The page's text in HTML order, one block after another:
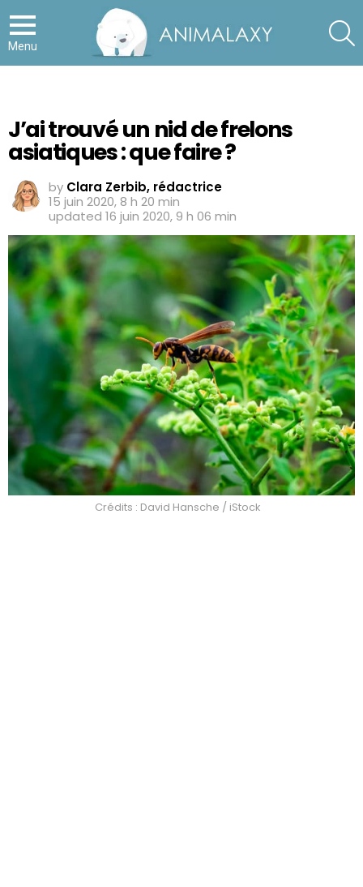
Menu
J’ai trouvé un nid de frelons
asiatiques : que faire ?
by Clara Zerbib, rédactrice
15 juin 2020, 8 h 20 min
updated 16 juin 2020, 9 h 06 min
Crédits : David Hansche / iStock